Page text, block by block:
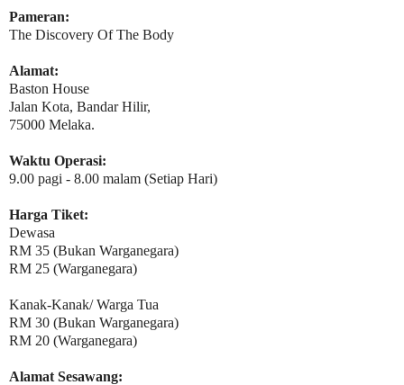
Pameran:
The Discovery Of The Body
Alamat:
Baston House
Jalan Kota, Bandar Hilir,
75000 Melaka.
Waktu Operasi:
9.00 pagi - 8.00 malam (Setiap Hari)
Harga Tiket:
Dewasa
RM 35 (Bukan Warganegara)
RM 25 (Warganegara)
Kanak-Kanak/ Warga Tua
RM 30 (Bukan Warganegara)
RM 20 (Warganegara)
Alamat Sesawang: